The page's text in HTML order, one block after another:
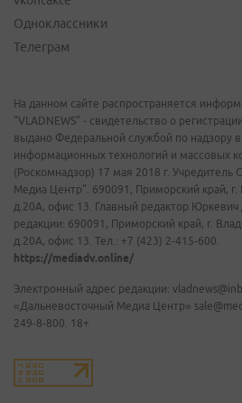
Одноклассники
Телеграм
На данном сайте распространяется
"VLADNEWS" - свидетельство о
выдано Федеральной службой по надзору
информационных технологий и массовых
(Роскомнадзор) 17 мая 2018 г.
Медиа Центр". 690091, Приморский край, г.
д.20А, офис 13. Главный редактор
редакции: 690091, Приморский край, г.
д.20А, офис 13. Тел.: +7 (423) 2-415-600.
https://mediadv.online/
Электронный адрес редакции:
«Дальневосточный Медиа Центр»
249-8-800. 18+